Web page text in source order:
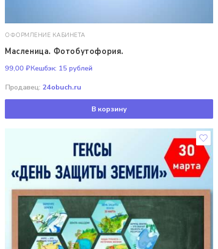
ОФОРМЛЕНИЕ КАБИНЕТА
Масленица. Фотобутофория.
99,00 ₽Кешбэк: 15 рублей
Продавец: 24obuch.ru
В корзину